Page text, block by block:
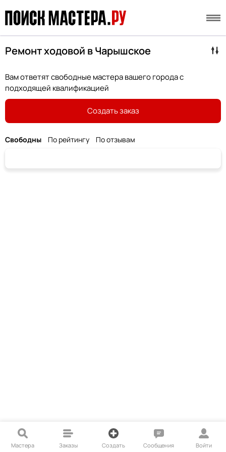
Ремонт ходовой в Чарышское
Вам ответят свободные мастера вашего города с
подходящей квалификацией
Создать заказ
Свободны По рейтингу По отзывам
Мастера Заказы Создать Сообщения Войти